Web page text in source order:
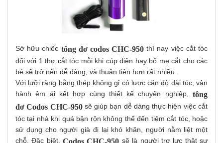
Sở hữu chiếc tông đơ codos CHC-950 thì nay việc cắt tóc
đối với 1 thợ cắt tóc mỗi khi cúp điện hay bố mẹ cắt cho các
bé sẽ trở nên dễ dàng, và thuận tiện hơn rất nhiều.
Với lưỡi răng bằng thép không gỉ có lược căn độ dài tóc, vận
hành êm ái kết hợp cùng thiết kế chuyên nghiệp, tông
đơ Codos CHC-950sẽ giúp bạn dễ dàng thực hiện việc cắt
tóc tại nhà khi quá bận rộn không thể đến tiệm cắt tóc, hoặc
sử dụng cho người già đi lại khó khăn, người nằm liệt một
chỗ. Đặc biệt,
sẽ là người trợ lực thật sự